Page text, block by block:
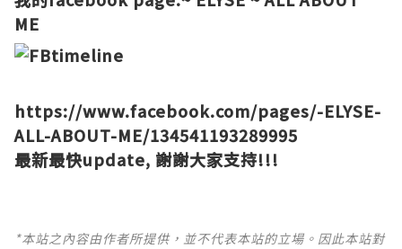
ME
https://www.facebook.com/pages/-ELYSE-
ALL-ABOUT-ME/134541193289995
最新最快update, 謝謝大家支持!!!
*本站之內容由作者所提供，並不代表本站的立場。因此本站對